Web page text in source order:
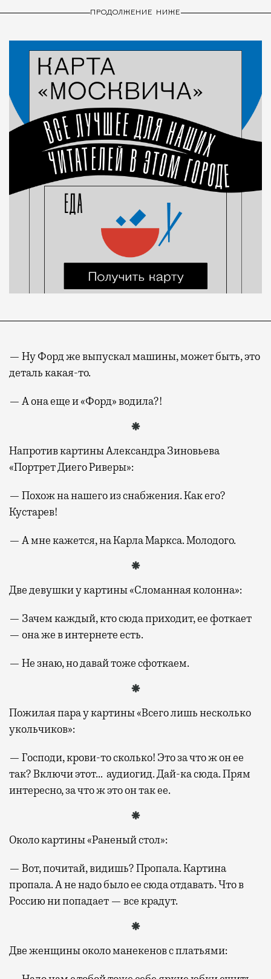
ПРОДОЛЖЕНИЕ НИЖЕ
— Ну Форд же выпускал машины, может быть, это
деталь какая-то.
— А она еще и «Форд» водила?!
Напротив картины Александра Зиновьева
«Портрет Диего Риверы»:
— Похож на нашего из снабжения. Как его?
Кустарев!
— А мне кажется, на Карла Маркса. Молодого.
Две девушки у картины «Сломанная колонна»:
— Зачем каждый, кто сюда приходит, ее фоткает
— она же в интернете есть.
— Не знаю, но давай тоже сфоткаем.
Пожилая пара у картины «Всего лишь несколько
укольчиков»:
— Господи, крови-то сколько! Это за что ж он ее
так? Включи этот… аудиогид. Дай-ка сюда. Прям
интересно, за что ж это он так ее.
Около картины «Раненый стол»:
— Вот, почитай, видишь? Пропала. Картина
пропала. А не надо было ее сюда отдавать. Что в
Россию ни попадает — все крадут.
Две женщины около манекенов с платьями: